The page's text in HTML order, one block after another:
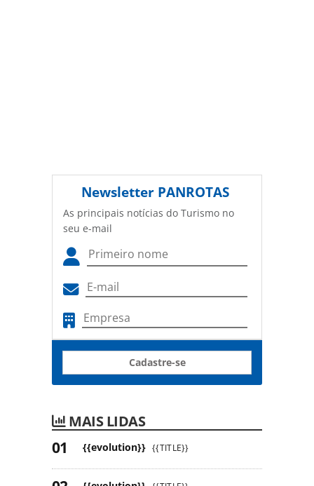
Newsletter PANROTAS
As principais notícias do Turismo no
seu e-mail
Cadastre-se
MAIS LIDAS
{{evolution}} {{TITLE}}